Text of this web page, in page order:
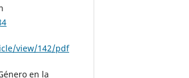
view/142/pdf
en la